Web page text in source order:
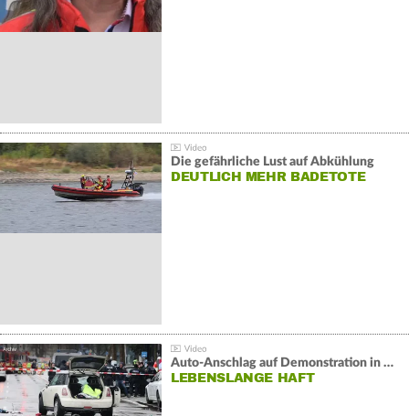
Die gefährliche Lust auf Abkühlung
DEUTLICH MEHR BADETOTE
Auto-Anschlag auf Demonstration in München:
LEBENSLANGE HAFT